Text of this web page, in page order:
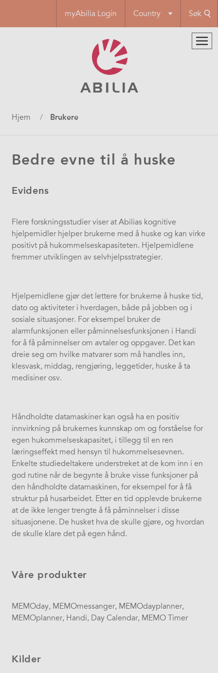
hovedinnhold
myAbilia Login Country Søk
Navigasjonssti
Hjem Brukere
Bedre evne til å huske
Evidens
Flere forskningsstudier viser at Abilias kognitive
hjelpemidler hjelper brukerne med å huske og kan virke
positivt på hukommelseskapasiteten. Hjelpemidlene
fremmer utviklingen av selvhjelpsstrategier.
Hjelpemidlene gjør det lettere for brukerne å huske tid,
dato og aktiviteter i hverdagen, både på jobben og i
sosiale situasjoner. For eksempel bruker de
alarmfunksjonen eller påminnelsesfunksjonen i Handi
for å få påminnelser om avtaler og oppgaver. Det kan
dreie seg om hvilke matvarer som må handles inn,
klesvask, middag, rengjøring, leggetider, huske å ta
medisiner osv.
Håndholdte datamaskiner kan også ha en positiv
innvirkning på brukernes kunnskap om og forståelse for
egen hukommelseskapasitet, i tillegg til en ren
læringseffekt med hensyn til hukommelsesevnen.
Enkelte studiedeltakere understreket at de kom inn i en
god rutine når de begynte å bruke visse funksjoner på
den håndholdte datamaskinen, for eksempel for å få
struktur på husarbeidet. Etter en tid opplevde brukerne
at de ikke lenger trengte å få påminnelser i disse
situasjonene. De husket hva de skulle gjøre, og hvordan
de skulle klare det på egen hånd.
Våre produkter
MEMOday, MEMOmessanger, MEMOdayplanner,
MEMOplanner, Handi, Day Calendar, MEMO Timer
Kilder